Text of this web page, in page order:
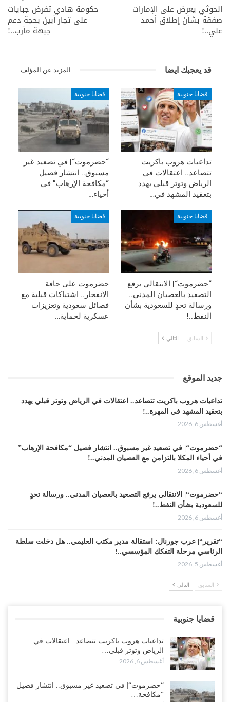
الحوثي يعرض على الإمارات
صفقة بشأن إطلاق أحمد
علي..!
حكومة هادي تفرض جبايات
على تجار أبين بحجة دعم
جبهة مأرب..!
قد يعجبك ايضا المزيد عن المؤلف
قضايا جنوبية
تداعيات هروب باكريت
تتصاعد.. اعتقالات في
الرياض وتوتر قبلي يهدد
بتعقيد المشهد في…
قضايا جنوبية
“حضرموت“| في تصعيد غير
مسبوق.. انتشار فصيل
“مكافحة الإرهاب” في
أحياء…
قضايا جنوبية
“حضرموت“| الانتقالي يرفع
التصعيد بالعصيان المدني..
ورسالة تحدٍ للسعودية بشأن
النفط..!
قضايا جنوبية
حضرموت على حافة
الانفجار.. اشتباكات قبلية مع
فصائل سعودية وتعزيزات
عسكرية لحماية…
السابق التالي
جديد الموقع
تداعيات هروب باكريت تتصاعد.. اعتقالات في الرياض وتوتر قبلي يهدد
بتعقيد المشهد في المهرة..!
أغسطس 6, 2026
“حضرموت“| في تصعيد غير مسبوق.. انتشار فصيل “مكافحة الإرهاب”
في أحياء المكلا بالتزامن مع العصيان المدني..!
أغسطس 6, 2026
“حضرموت“| الانتقالي يرفع التصعيد بالعصيان المدني.. ورسالة تحدٍ
للسعودية بشأن النفط..!
أغسطس 6, 2026
“تقرير“| عرب جورنال: استقالة مدير مكتب العليمي.. هل دخلت سلطة
الرئاسي مرحلة التفكك المؤسسي..!
أغسطس 5, 2026
حضرموت على حافة الانفجار.. اشتباكات قبلية مع فصائل سعودية
الوطن” تبدأ الانتشار..!
أغسطس 5, 2026
خلافات الرواتب تشعل مواجهة داخل معسكر التحالف… والإصلاح يصعّد
في جبهات مأرب وتعز والضالع..!
السابق التالي
قضايا جنوبية
تداعيات هروب باكريت تتصاعد.. اعتقالات في
الرياض وتوتر قبلي…
أغسطس 6, 2026
“حضرموت“| في تصعيد غير مسبوق.. انتشار فصيل
“مكافحة…